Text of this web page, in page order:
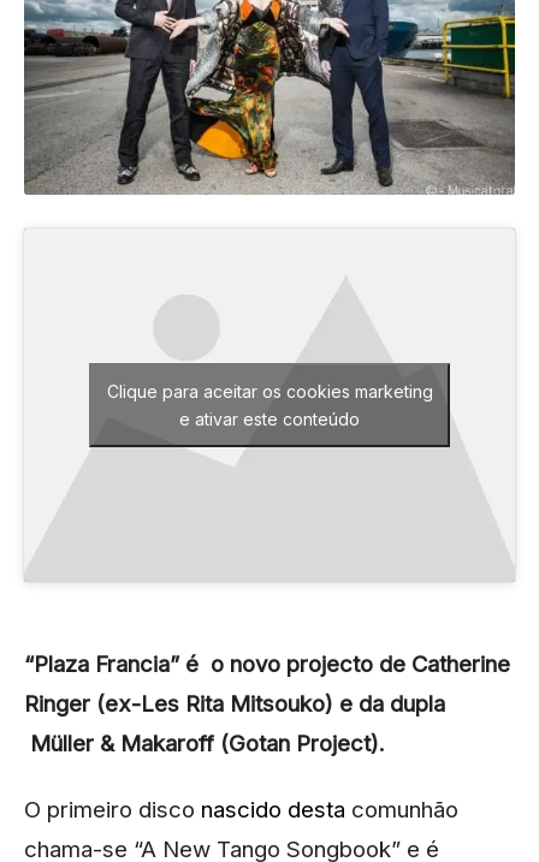
Clique para aceitar os cookies marketing
e ativar este conteúdo
“Plaza Francia” é o novo projecto de Catherine
Ringer (ex-Les Rita Mitsouko) e da dupla
Müller & Makaroff (Gotan Project).
O primeiro disco nascido desta comunhão
chama-se “A New Tango Songbook” e é